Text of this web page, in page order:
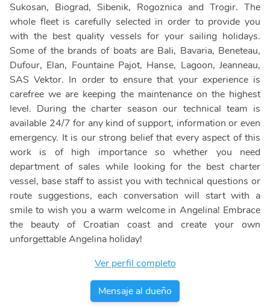
Sukosan, Biograd, Sibenik, Rogoznica and Trogir. The
whole fleet is carefully selected in order to provide you
with the best quality vessels for your sailing holidays.
Some of the brands of boats are Bali, Bavaria, Beneteau,
Dufour, Elan, Fountaine Pajot, Hanse, Lagoon, Jeanneau,
SAS Vektor. In order to ensure that your experience is
carefree we are keeping the maintenance on the highest
level. During the charter season our technical team is
available 24/7 for any kind of support, information or even
emergency. It is our strong belief that every aspect of this
work is of high importance so whether you need
department of sales while looking for the best charter
vessel, base staff to assist you with technical questions or
route suggestions, each conversation will start with a
smile to wish you a warm welcome in Angelina! Embrace
the beauty of Croatian coast and create your own
unforgettable Angelina holiday!
Ver perfil completo
Mensaje al dueño